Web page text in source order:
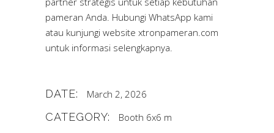
pameran Anda. Hubungi WhatsApp kami
atau kunjungi website xtronpameran.com
untuk informasi selengkapnya.
DATE: March 2, 2026
CATEGORY: Booth 6x6 m